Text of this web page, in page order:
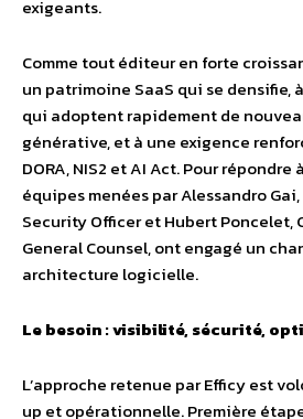
exigeants.
Comme tout éditeur en forte
un patrimoine SaaS qui se densifie,
qui adoptent rapidement de
générative, et à une exigence
DORA, NIS2 et AI Act. Pour répondre
équipes menées par Alessandro
Security Officer et Hubert Poncelet,
General Counsel, ont engagé un
architecture logicielle.
Le besoin : visibilité, sécurité,
L’approche retenue par Efficy est
up et opérationnelle. Première